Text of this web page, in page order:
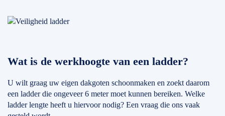
Wat is de werkhoogte van een ladder?
U wilt graag uw eigen dakgoten schoonmaken en zoekt daarom
een ladder die ongeveer 6 meter moet kunnen bereiken. Welke
ladder lengte heeft u hiervoor nodig? Een vraag die ons vaak